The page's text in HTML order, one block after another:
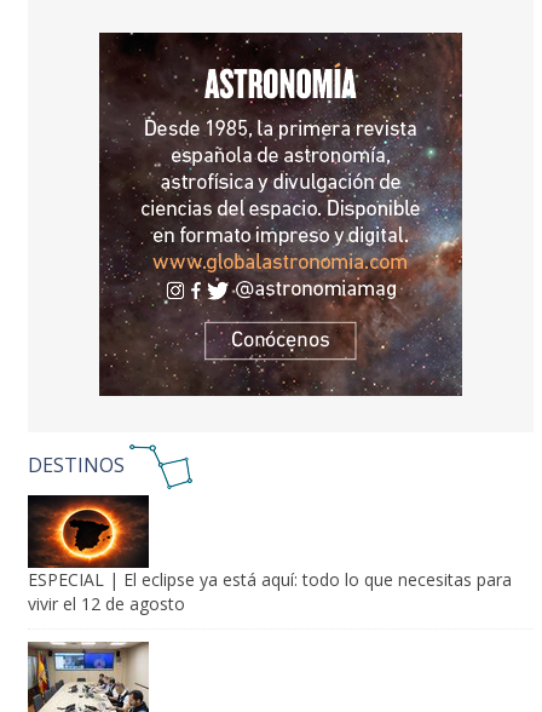
DESTINOS
ESPECIAL | El eclipse ya está aquí: todo lo que necesitas para
vivir el 12 de agosto